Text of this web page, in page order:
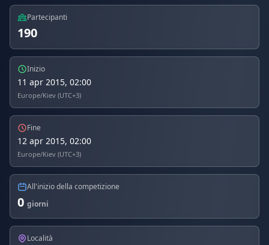
Partecipanti
190
Inizio
11 apr 2015, 02:00
Europe/Kiev (UTC+3)
Fine
12 apr 2015, 02:00
Europe/Kiev (UTC+3)
All'inizio della competizione
0 giorni
Località